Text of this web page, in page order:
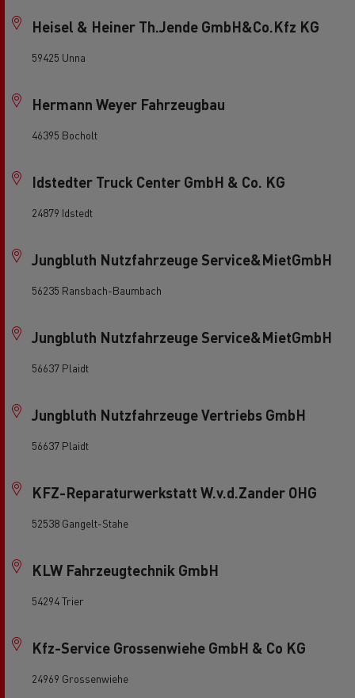
Heisel & Heiner Th.Jende GmbH&Co.Kfz KG
59425 Unna
Hermann Weyer Fahrzeugbau
46395 Bocholt
Idstedter Truck Center GmbH & Co. KG
24879 Idstedt
Jungbluth Nutzfahrzeuge Service&MietGmbH
56235 Ransbach-Baumbach
Jungbluth Nutzfahrzeuge Service&MietGmbH
56637 Plaidt
Jungbluth Nutzfahrzeuge Vertriebs GmbH
56637 Plaidt
KFZ-Reparaturwerkstatt W.v.d.Zander OHG
52538 Gangelt-Stahe
KLW Fahrzeugtechnik GmbH
54294 Trier
Kfz-Service Grossenwiehe GmbH & Co KG
24969 Grossenwiehe